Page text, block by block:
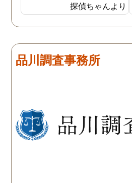
探偵に夫の行動について調
査をしてもらうと、やはり
私の想像通り女と頻繁に会
た。さらに探偵が入手した
証拠から二人が肉体関係を
私が夫を疑うだけでは夫の
不倫の実態を知ることがで
きませんでしたので、真相
探偵ちゃんより
品川調査事務所